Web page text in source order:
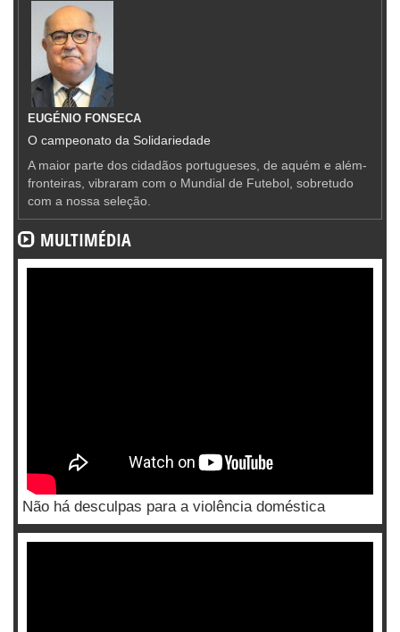
EUGÉNIO FONSECA
O campeonato da Solidariedade
A maior parte dos cidadãos portugueses, de aquém e além-
fronteiras, vibraram com o Mundial de Futebol, sobretudo
com a nossa seleção.
MULTIMÉDIA
Não há desculpas para a violência doméstica